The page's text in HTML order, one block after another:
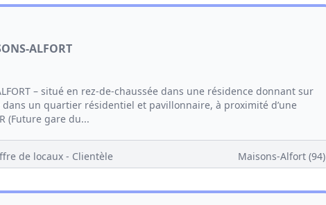
ALFORT
– situé en rez-de-chaussée dans une résidence donnant sur
un quartier résidentiel et pavillonnaire, à proximité d’une
(Future gare du...
de locaux - Clientèle Maisons-Alfort (94)